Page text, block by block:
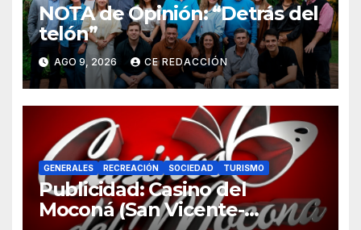
NOTA de Opinión: “Detrás del
telón”
AGO 9, 2026 CE REDACCIÓN
GENERALES RECREACIÓN SOCIEDAD TURISMO
Publicidad: Casino del
Moconá (San Vicente-